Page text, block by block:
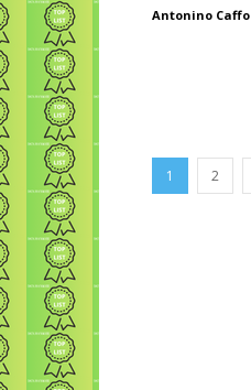
Antonino Caffo
1 2